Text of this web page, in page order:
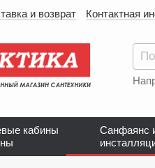
и возврат Контактная
кабины
Санфаянс